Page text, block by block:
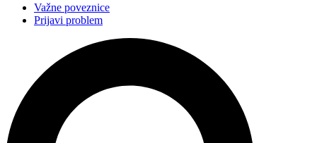
Važne poveznice
Prijavi problem